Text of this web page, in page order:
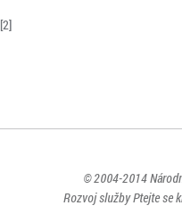
[2]
© 2004-2014
Rozvoj služby Ptejte se